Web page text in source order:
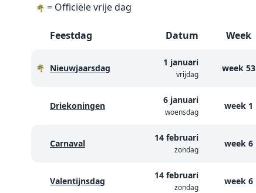
🌴 = Officiële vrije dag
Feestdag Datum Week
🌴 Nieuwjaarsdag
1 januari
vrijdag
week 53
Driekoningen
6 januari
woensdag
week 1
Carnaval
14 februari
zondag
week 6
Valentijnsdag
14 februari
zondag
week 6